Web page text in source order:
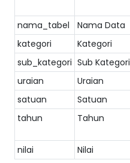
nama_tabel
Nama Data
kategori
Kategori
sub_kategori Sub Kategori
uraian
Uraian
satuan
Satuan
tahun
Tahun
nilai
Nilai